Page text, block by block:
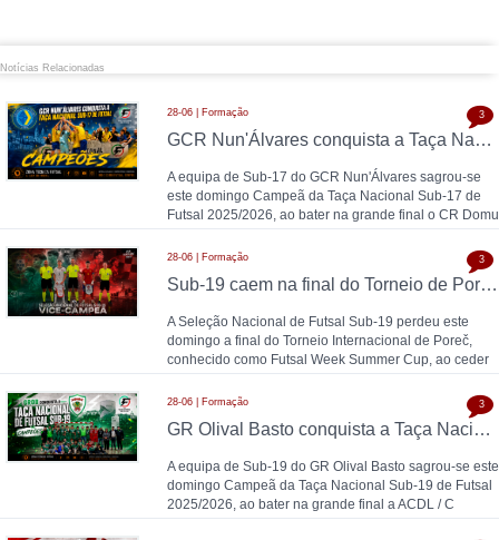
Notícias Relacionadas
28-06 | Formação
GCR Nun'Álvares conquista a Taça Nacional Sub-17 de Futsal nas grandes penalidades e sobe ao Nacional
A equipa de Sub-17 do GCR Nun'Álvares sagrou-se
este domingo Campeã da Taça Nacional Sub-17 de
Futsal 2025/2026, ao bater na grande final o CR Domu
3
28-06 | Formação
Sub-19 caem na final do Torneio de Poreč diante da Espanha (1-2)
A Seleção Nacional de Futsal Sub-19 perdeu este
domingo a final do Torneio Internacional de Poreč,
conhecido como Futsal Week Summer Cup, ao ceder
3
28-06 | Formação
GR Olival Basto conquista a Taça Nacional Sub-19 de Futsal após bater ACDL / CBIDN
A equipa de Sub-19 do GR Olival Basto sagrou-se este
domingo Campeã da Taça Nacional Sub-19 de Futsal
2025/2026, ao bater na grande final a ACDL / C
3